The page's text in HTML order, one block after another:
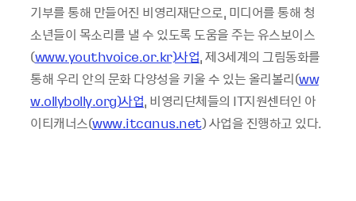
기부를 통해 만들어진 비영리재단으로, 미디어를 통해 청
소년들이 목소리를 낼 수 있도록 도움을 주는 유스보이스
(www.youthvoice.or.kr)사업, 제3세계의 그림동화를
통해 우리 안의 문화 다양성을 키울 수 있는 올리볼리(ww
w.ollybolly.org)사업, 비영리단체들의 IT지원센터인 아
이티캐너스(www.itcanus.net) 사업을 진행하고 있다.